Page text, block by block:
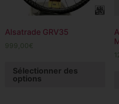
Alsatrade GRV35
999,00 €
Sélectionner des
options